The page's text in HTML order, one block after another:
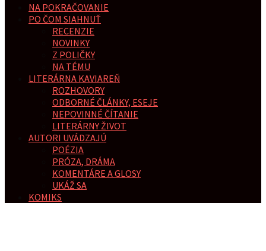
NA POKRAČOVANIE
PO ČOM SIAHNUŤ
RECENZIE
NOVINKY
Z POLIČKY
NA TÉMU
LITERÁRNA KAVIAREŇ
ROZHOVORY
ODBORNÉ ČLÁNKY, ESEJE
NEPOVINNÉ ČÍTANIE
LITERÁRNY ŽIVOT
AUTORI UVÁDZAJÚ
POÉZIA
PRÓZA, DRÁMA
KOMENTÁRE A GLOSY
UKÁŽ SA
KOMIKS